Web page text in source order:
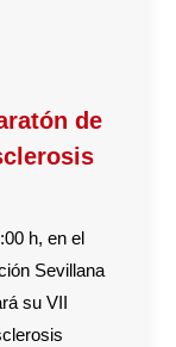
de
h, en el
Sevillana
su VII